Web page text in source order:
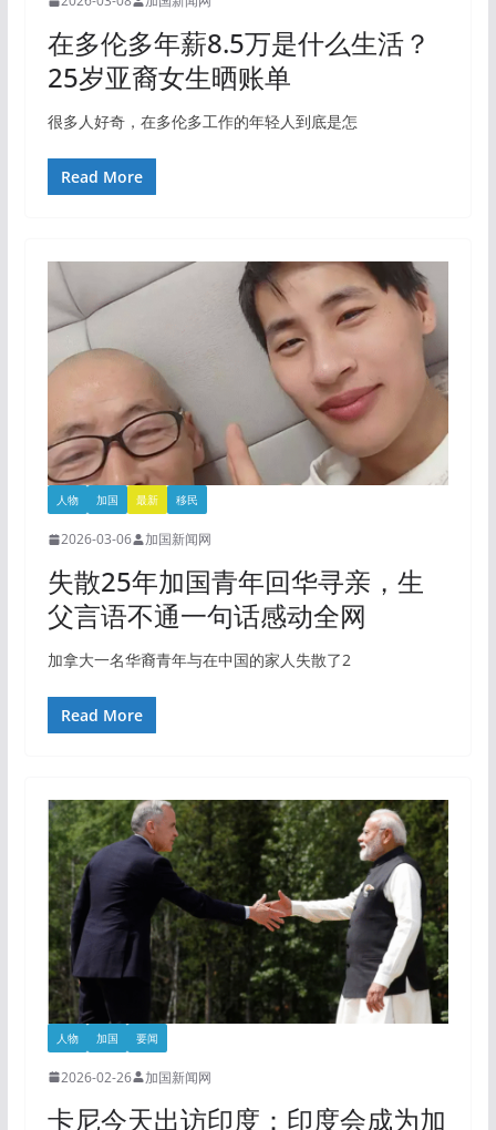
在多伦多年薪8.5万是什么生活？
25岁亚裔女生晒账单
很多人好奇，在多伦多工作的年轻人到底是怎
Read More
人物 加国 最新 移民
2026-03-06 加国新闻网
失散25年加国青年回华寻亲，生
父言语不通一句话感动全网
加拿大一名华裔青年与在中国的家人失散了2
Read More
人物 加国 要闻
2026-02-26 加国新闻网
卡尼今天出访印度：印度会成为加